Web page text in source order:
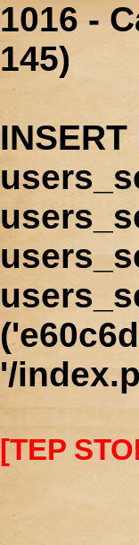
1016 -
145)
'/
[TEP